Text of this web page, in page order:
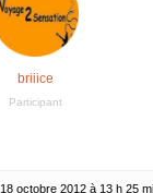
briiice
Participant
18 octobre 2012 à 13 h 25